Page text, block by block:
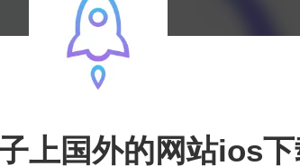
上国外的网站ios